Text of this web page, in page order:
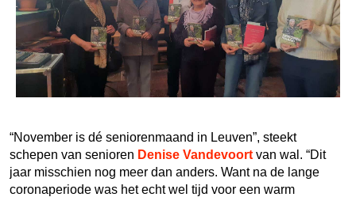
“November is dé seniorenmaand in Leuven”, steekt
schepen van senioren Denise Vandevoort van wal. “Dit
jaar misschien nog meer dan anders. Want na de lange
coronaperiode was het echt wel tijd voor een warm